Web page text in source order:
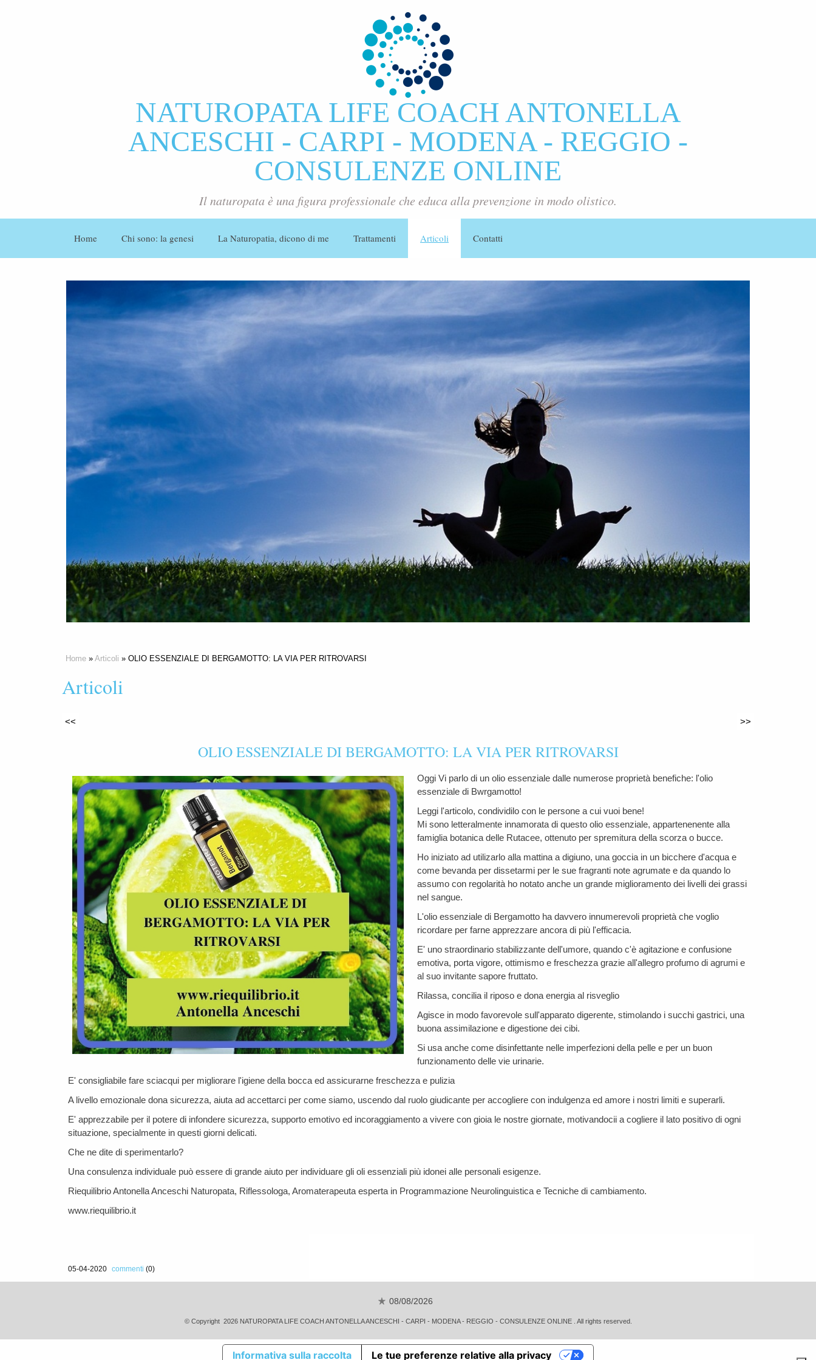
NATUROPATA LIFE COACH ANTONELLA
ANCESCHI - CARPI - MODENA - REGGIO -
CONSULENZE ONLINE
Il naturopata è una figura professionale che educa alla prevenzione in modo olistico.
Home Chi sono: la genesi La Naturopatia, dicono di me Trattamenti Articoli Contatti
Home » Articoli » OLIO ESSENZIALE DI BERGAMOTTO: LA VIA PER RITROVARSI
Articoli
<< >>
OLIO ESSENZIALE DI BERGAMOTTO: LA VIA PER RITROVARSI
Oggi Vi parlo di un olio essenziale dalle numerose proprietà benefiche: l'olio
essenziale di Bwrgamotto!
Leggi l'articolo, condividilo con le persone a cui vuoi bene!
Mi sono letteralmente innamorata di questo olio essenziale, appartenenente alla
famiglia botanica delle Rutacee, ottenuto per spremitura della scorza o bucce.
Ho iniziato ad utilizarlo alla mattina a digiuno, una goccia in un bicchere d'acqua e
come bevanda per dissetarmi per le sue fragranti note agrumate e da quando lo
assumo con regolarità ho notato anche un grande miglioramento dei livelli dei grassi
nel sangue.
L'olio essenziale di Bergamotto ha davvero innumerevoli proprietà che voglio
ricordare per farne apprezzare ancora di più l'efficacia.
E' uno straordinario stabilizzante dell'umore, quando c'è agitazione e confusione
emotiva, porta vigore, ottimismo e freschezza grazie all'allegro profumo di agrumi e
al suo invitante sapore fruttato.
Rilassa, concilia il riposo e dona energia al risveglio
Agisce in modo favorevole sull'apparato digerente, stimolando i succhi gastrici, una
buona assimilazione e digestione dei cibi.
Si usa anche come disinfettante nelle imperfezioni della pelle e per un buon
funzionamento delle vie urinarie.
E' consigliabile fare sciacqui per migliorare l'igiene della bocca ed assicurarne freschezza e pulizia
A livello emozionale dona sicurezza, aiuta ad accettarci per come siamo, uscendo dal ruolo giudicante per accogliere con indulgenza ed amore i nostri limiti e superarli.
E' apprezzabile per il potere di infondere sicurezza, supporto emotivo ed incoraggiamento a vivere con gioia le nostre giornate, motivandocii a cogliere il lato positivo di ogni
situazione, specialmente in questi giorni delicati.
Che ne dite di sperimentarlo?
Una consulenza individuale può essere di grande aiuto per individuare gli oli essenziali più idonei alle personali esigenze.
Riequilibrio Antonella Anceschi Naturopata, Riflessologa, Aromaterapeuta esperta in Programmazione Neurolinguistica e Tecniche di cambiamento.
www.riequilibrio.it
05-04-2020 commenti (0)
08/08/2026
© Copyright 2026 NATUROPATA LIFE COACH ANTONELLA ANCESCHI - CARPI - MODENA - REGGIO - CONSULENZE ONLINE . All rights reserved.
Informativa sulla raccolta Le tue preferenze relative alla privacy